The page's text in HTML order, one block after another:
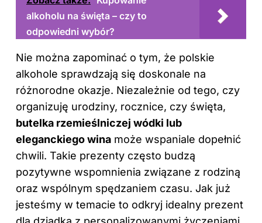
alkoholu na święta – czy to
odpowiedni wybór?
Nie można zapominać o tym, że polskie
alkohole sprawdzają się doskonale na
różnorodne okazje. Niezależnie od tego, czy
organizuję urodziny, rocznice, czy święta,
butelka rzemieślniczej wódki lub
eleganckiego wina może wspaniale dopełnić
chwili. Takie prezenty często budzą
pozytywne wspomnienia związane z rodziną
oraz wspólnym spędzaniem czasu. Jak już
jesteśmy w temacie to odkryj idealny prezent